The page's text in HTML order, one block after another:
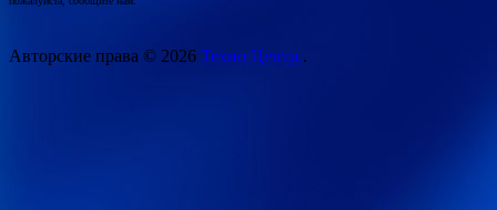
Авторские права © 2026 Техно Центр..